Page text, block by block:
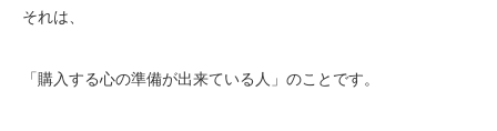
それは、
「購入する心の準備が出来ている人」のことです。